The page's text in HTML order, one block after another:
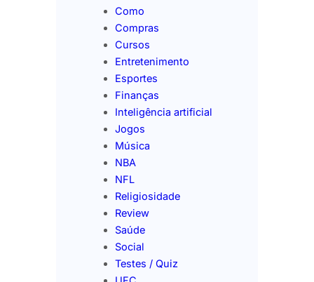
Como
Compras
Cursos
Entretenimento
Esportes
Finanças
Inteligência artificial
Jogos
Música
NBA
NFL
Religiosidade
Review
Saúde
Social
Testes / Quiz